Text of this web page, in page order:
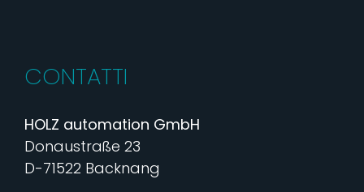
CONTATTI
HOLZ automation GmbH
Donaustraße 23
D-71522 Backnang